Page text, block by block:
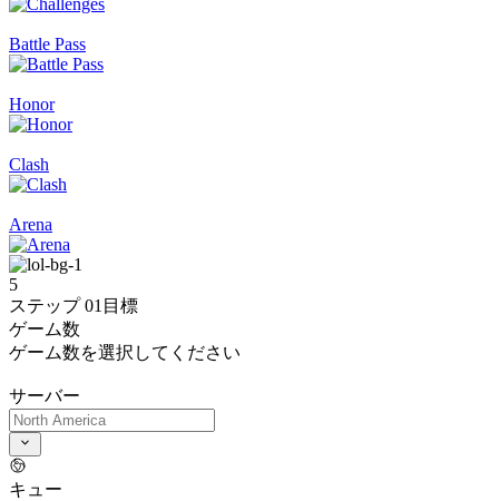
Battle Pass
Honor
Clash
Arena
5
ステップ 01 目標
ゲーム数
ゲーム数を選択してください
サーバー
キュー